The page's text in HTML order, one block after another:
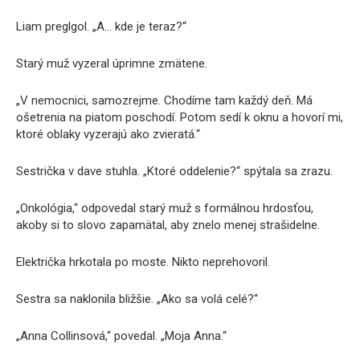
Liam preglgol. „A… kde je teraz?“
Starý muž vyzeral úprimne zmätene.
„V nemocnici, samozrejme. Chodíme tam každý deň. Má
ošetrenia na piatom poschodí. Potom sedí k oknu a hovorí mi,
ktoré oblaky vyzerajú ako zvieratá.“
Sestrička v dave stuhla. „Ktoré oddelenie?“ spýtala sa zrazu.
„Onkológia,“ odpovedal starý muž s formálnou hrdosťou,
akoby si to slovo zapamätal, aby znelo menej strašidelne.
Električka hrkotala po moste. Nikto neprehovoril.
Sestra sa naklonila bližšie. „Ako sa volá celé?“
„Anna Collinsová,“ povedal. „Moja Anna.“